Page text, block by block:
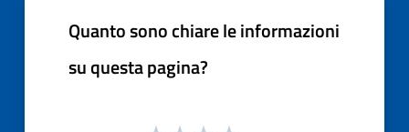
Quanto sono chiare le informazioni
su questa pagina?